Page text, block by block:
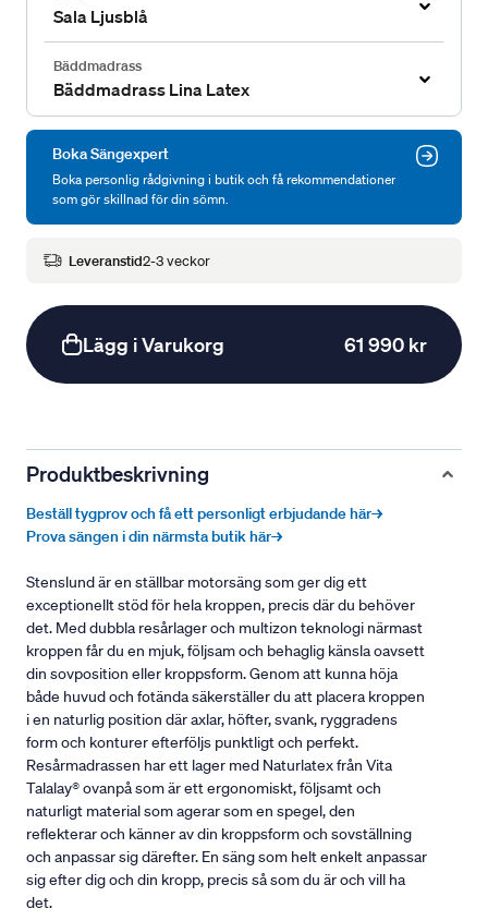
Sala Ljusblå
Bäddmadrass
Bäddmadrass Lina Latex
Boka Sängexpert
Boka personlig rådgivning i butik och få rekommendationer
som gör skillnad för din sömn.
Leveranstid2-3 veckor
Lägg i Varukorg 61 990 kr
Produktbeskrivning
Beställ tygprov och få ett personligt erbjudande här→
Prova sängen i din närmsta butik här→
Stenslund är en ställbar motorsäng som ger dig ett
exceptionellt stöd för hela kroppen, precis där du behöver
det. Med dubbla resårlager och multizon teknologi närmast
kroppen får du en mjuk, följsam och behaglig känsla oavsett
din sovposition eller kroppsform. Genom att kunna höja
både huvud och fotända säkerställer du att placera kroppen
i en naturlig position där axlar, höfter, svank, ryggradens
form och konturer efterföljs punktligt och perfekt.
Resårmadrassen har ett lager med Naturlatex från Vita
Talalay® ovanpå som är ett ergonomiskt, följsamt och
naturligt material som agerar som en spegel, den
reflekterar och känner av din kroppsform och sovställning
och anpassar sig därefter. En säng som helt enkelt anpassar
sig efter dig och din kropp, precis så som du är och vill ha
det.